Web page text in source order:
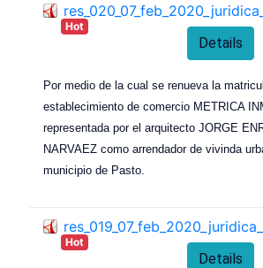
Hot
Details
Por medio de la cual se renueva la
establecimiento de comercio METRICA
representada por el arquitecto JORGE
NARVAEZ como arrendador de vivinda
municipio de Pasto.
Hot
Details